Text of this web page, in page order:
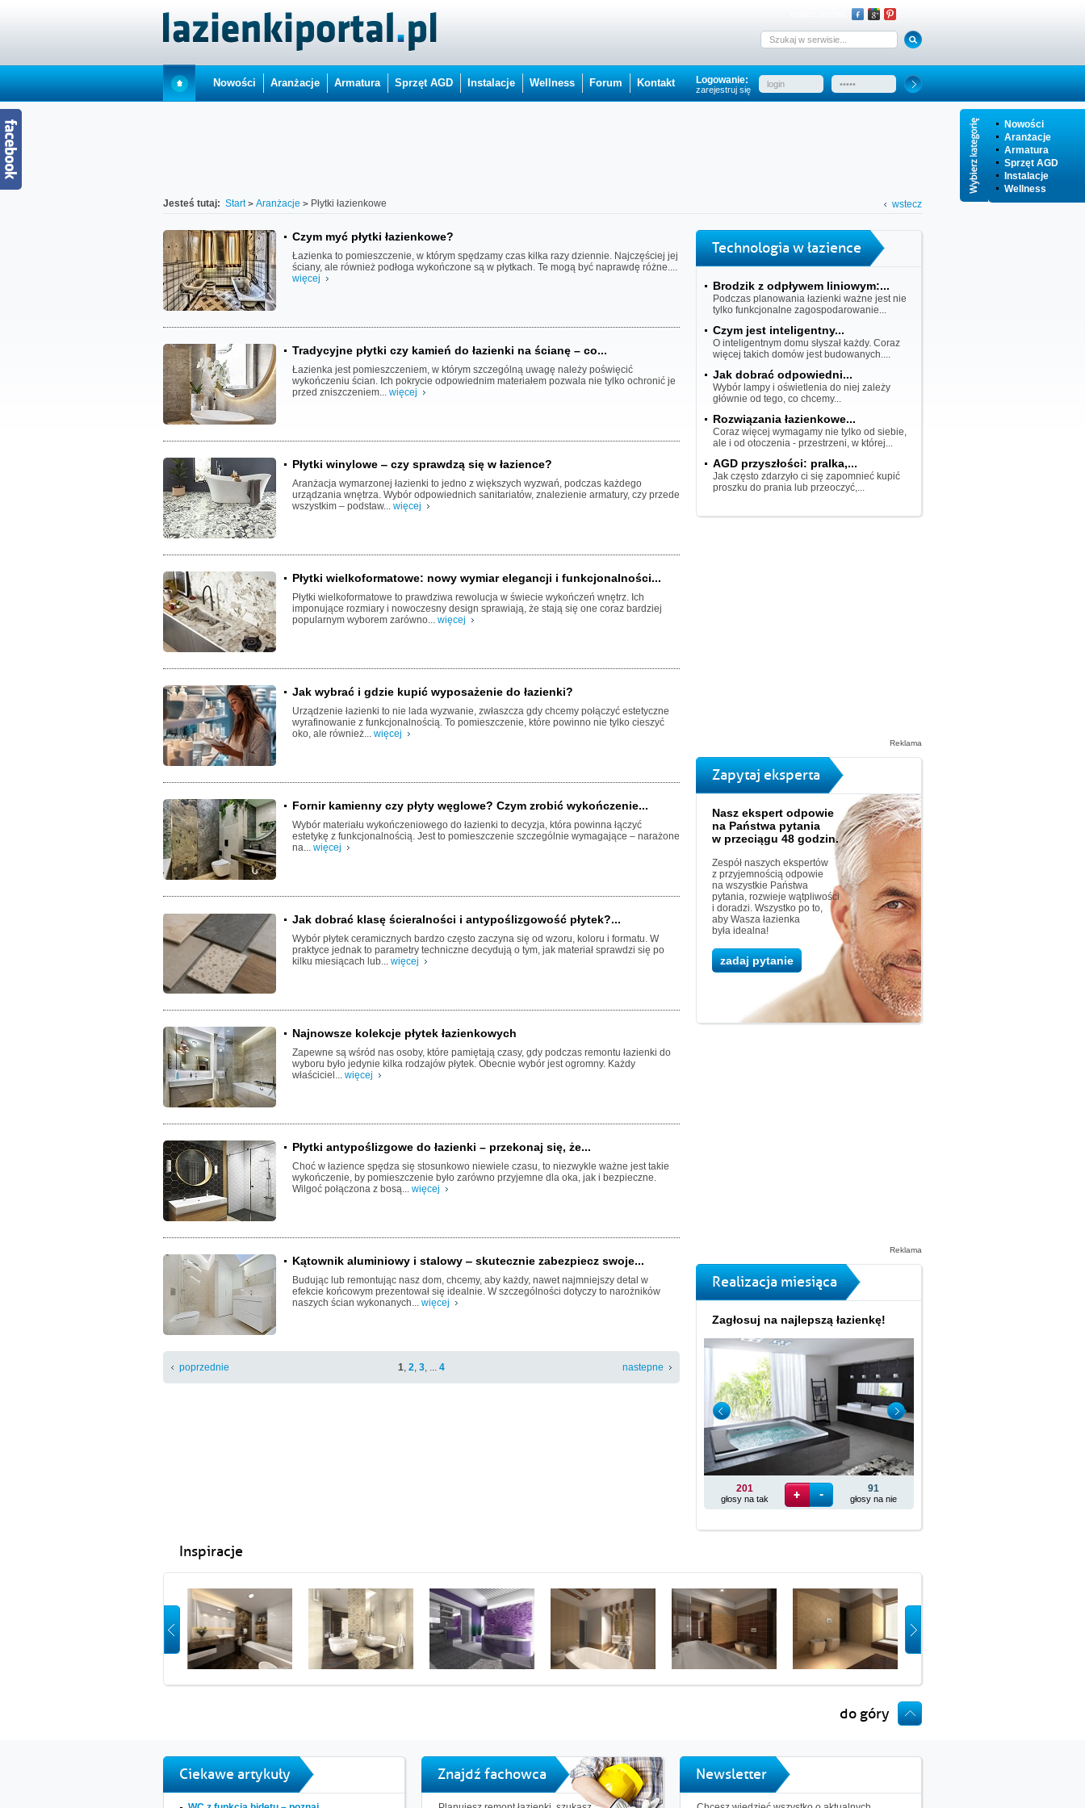
Nowości
Aranżacje
Armatura
Sprzęt AGD
Instalacje
Wellness
Nowości Aranżacje Armatura Sprzęt AGD Instalacje Wellness Forum Kontakt Logowanie:
zarejestruj się
Jesteś tutaj: Start Aranżacje Płytki łazienkowe wstecz
Czym myć płytki łazienkowe?
Łazienka to pomieszczenie, w którym spędzamy czas kilka razy dziennie. Najczęściej jej
ściany, ale również podłoga wykończone są w płytkach. Te mogą być naprawdę różne....
więcej
Tradycyjne płytki czy kamień do łazienki na ścianę – co...
Łazienka jest pomieszczeniem, w którym szczególną uwagę należy poświęcić
wykończeniu ścian. Ich pokrycie odpowiednim materiałem pozwala nie tylko ochronić je
przed zniszczeniem... więcej
Płytki winylowe ‒ czy sprawdzą się w łazience?
Aranżacja wymarzonej łazienki to jedno z większych wyzwań, podczas każdego
urządzania wnętrza. Wybór odpowiednich sanitariatów, znalezienie armatury, czy przede
wszystkim – podstaw... więcej
Płytki wielkoformatowe: nowy wymiar elegancji i funkcjonalności...
Płytki wielkoformatowe to prawdziwa rewolucja w świecie wykończeń wnętrz. Ich
imponujące rozmiary i nowoczesny design sprawiają, że stają się one coraz bardziej
popularnym wyborem zarówno... więcej
Jak wybrać i gdzie kupić wyposażenie do łazienki?
Urządzenie łazienki to nie lada wyzwanie, zwłaszcza gdy chcemy połączyć estetyczne
wyrafinowanie z funkcjonalnością. To pomieszczenie, które powinno nie tylko cieszyć
oko, ale również... więcej
Fornir kamienny czy płyty węglowe? Czym zrobić wykończenie...
Wybór materiału wykończeniowego do łazienki to decyzja, która powinna łączyć
estetykę z funkcjonalnością. Jest to pomieszczenie szczególnie wymagające – narażone
na... więcej
Jak dobrać klasę ścieralności i antypoślizgowość płytek?...
Wybór płytek ceramicznych bardzo często zaczyna się od wzoru, koloru i formatu. W
praktyce jednak to parametry techniczne decydują o tym, jak materiał sprawdzi się po
kilku miesiącach lub... więcej
Najnowsze kolekcje płytek łazienkowych
Zapewne są wśród nas osoby, które pamiętają czasy, gdy podczas remontu łazienki do
wyboru było jedynie kilka rodzajów płytek. Obecnie wybór jest ogromny. Każdy
właściciel... więcej
Płytki antypoślizgowe do łazienki – przekonaj się, że...
Choć w łazience spędza się stosunkowo niewiele czasu, to niezwykle ważne jest takie
wykończenie, by pomieszczenie było zarówno przyjemne dla oka, jak i bezpieczne.
Wilgoć połączona z bosą... więcej
Kątownik aluminiowy i stalowy ‒ skutecznie zabezpiecz swoje...
Budując lub remontując nasz dom, chcemy, aby każdy, nawet najmniejszy detal w
efekcie końcowym prezentował się idealnie. W szczególności dotyczy to narożników
naszych ścian wykonanych... więcej
poprzednie 1, 2, 3, ... 4 nastepne
Technologia w łazience
Brodzik z odpływem liniowym:...
Podczas planowania łazienki ważne jest nie
tylko funkcjonalne zagospodarowanie...
Czym jest inteligentny...
O inteligentnym domu słyszał każdy. Coraz
więcej takich domów jest budowanych....
Jak dobrać odpowiedni...
Wybór lampy i oświetlenia do niej zależy
głównie od tego, co chcemy...
Rozwiązania łazienkowe...
Coraz więcej wymagamy nie tylko od siebie,
ale i od otoczenia - przestrzeni, w której...
AGD przyszłości: pralka,...
Jak często zdarzyło ci się zapomnieć kupić
proszku do prania lub przeoczyć,...
Reklama
Zapytaj eksperta
Nasz ekspert odpowie
na Państwa pytania
w przeciągu 48 godzin.
Zespół naszych ekspertów
z przyjemnością odpowie
na wszystkie Państwa
pytania, rozwieje wątpliwości
i doradzi. Wszystko po to,
aby Wasza łazienka
była idealna!
zadaj pytanie
Reklama
Realizacja miesiąca
Zagłosuj na najlepszą łazienkę!
201
głosy na tak
91
głosy na nie
Inspiracje
do góry
Ciekawe artykuły Znajdź fachowca Newsletter